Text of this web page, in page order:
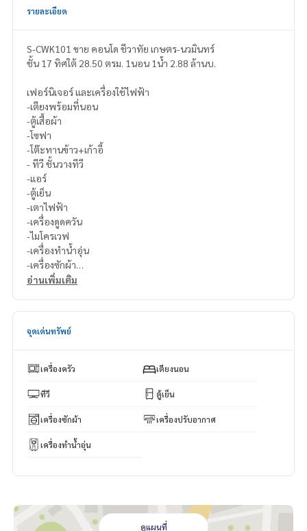
รายละเอียด
S-CWK101 ขาย คอนโด ชีวาทัย เกษตร-นวมินทร์
ชั้น 17 ทิศใต้ 28.50 ตรม. 1นอน 1น้ำ 2.88 ล้านบ.
เฟอร์นิเจอร์ และเครื่องใช้ไฟฟ้า
-เตียงพร้อมที่นอน
-ตู้เสื้อผ้า
-โซฟา
-โต๊ะทานข้าว+เก้าอี้
- ทีวี ชั้นวางทีวี
-แอร์
-ตู้เย็น
-เตาไฟฟ้า
-เครื่องดูดควัน
-ไมโครเวฟ
-เครื่องทำน้ำอุ่น
-เครื่องซักผ้า
แอดมิน064-959-8900
perty.com
** รับฝาก ขาย-เช่า คอนโด บ้าน ที่ดิน และอสังหาริมทรัพย์ทุกชนิ
ด ทั่วกรุงเทพฯ
อ่านเพิ่มเติม
จุดเด่นทรัพย์
เครื่องครัว เตียงนอน
ทีวี ตู้เย็น
เครื่องซักผ้า เครื่องปรับอากาศ
เครื่องทำน้ำอุ่น
ดูแผนที่